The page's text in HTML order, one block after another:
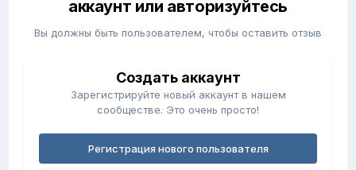
аккаунт или авторизуйтесь
Вы должны быть пользователем, чтобы оставить отзыв
Создать аккаунт
Зарегистрируйте новый аккаунт в нашем
сообществе. Это очень просто!
Регистрация нового пользователя